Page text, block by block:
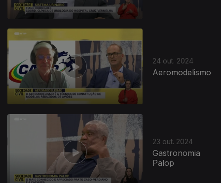
24 out. 2024
Aeromodelismo
23 out. 2024
Gastronomia
Palop